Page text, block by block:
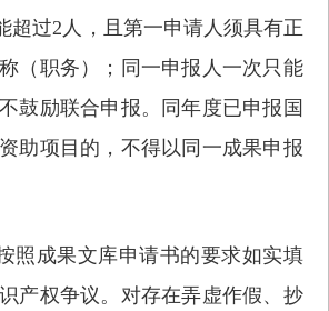
超过2人，且第一申请人须具有正
（职务）；同一申报人一次只能
鼓励联合申报。同年度已申报国
助项目的，不得以同一成果申报
照成果文库申请书的要求如实填
产权争议。对存在弄虚作假、抄